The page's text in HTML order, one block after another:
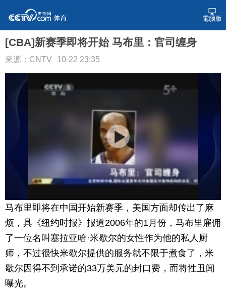
電腦版
[CBA]新赛季即将开始 马布里：官司缠身
來源：CNTV 10-22 23:35
马布里即将在中国开始新赛季，美国方面却传出了麻
烦，具《纽约时报》报道2006年的1月份，马布里雇佣
了一位名叫塞拉亚哈·米歇尔的女性作为他的私人厨
师，不过很快米歇尔提供的服务就不限于煮食了，米
歇尔因得不到承诺的33万美元的封口费，而将性丑闻
曝光。